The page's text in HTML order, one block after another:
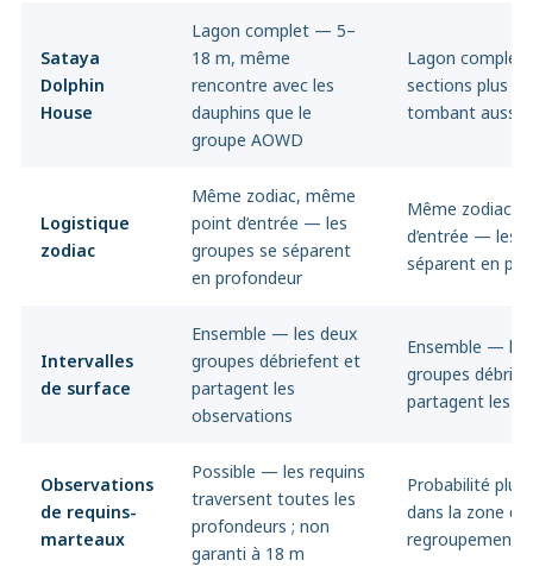
Sataya
Dolphin
House
Lagon complet — 5–
18 m, même
rencontre avec les
dauphins que le
groupe AOWD
Lagon
sections plus
tombant aussi
Logistique
zodiac
Même zodiac, même
point d’entrée — les
groupes se séparent
en profondeur
Même zodiac,
d’entrée — les
séparent en
Intervalles
de surface
Ensemble — les deux
groupes débriefent et
partagent les
observations
Ensemble —
groupes
partagent les
Observations
de requins-
marteaux
Possible — les requins
traversent toutes les
profondeurs ; non
garanti à 18 m
Probabilité plus
dans la zone de
regroupement